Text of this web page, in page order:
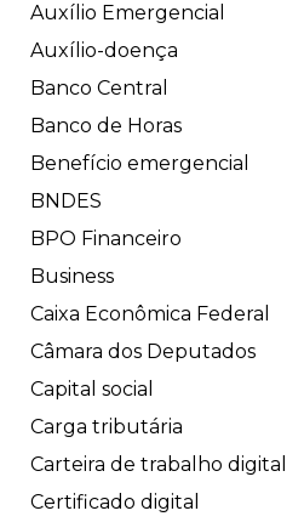
Auxílio Emergencial
Auxílio-doença
Banco Central
Banco de Horas
Benefício emergencial
BNDES
BPO Financeiro
Business
Caixa Econômica Federal
Câmara dos Deputados
Capital social
Carga tributária
Carteira de trabalho digital
Certificado digital